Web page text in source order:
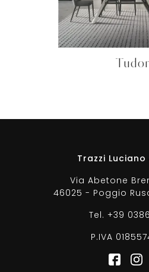
Tudor
Trazzi Luciano
Via Abetone
46025 - Poggio
Tel. +39
P.IVA